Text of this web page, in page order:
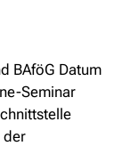
BAföG Datum
Seminar
der